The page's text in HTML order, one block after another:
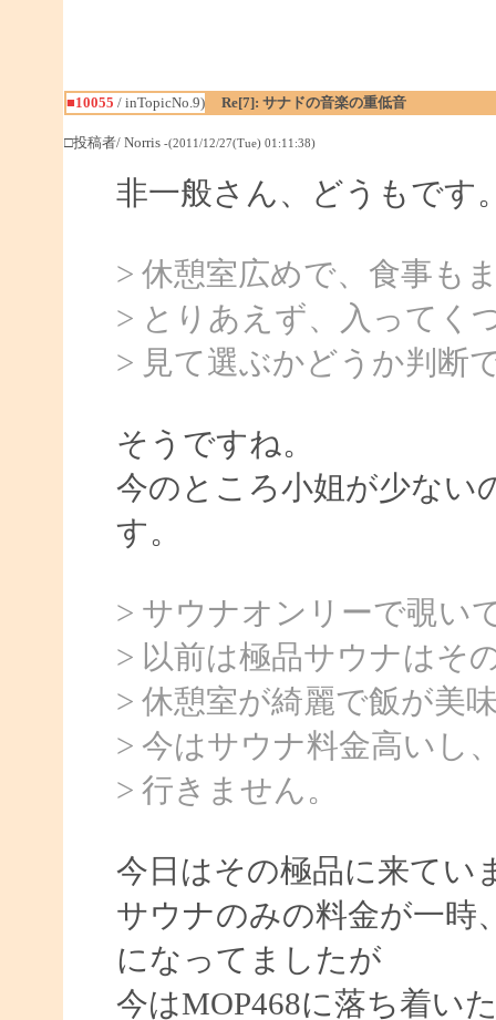
■10055 / inTopicNo.9) Re[7]: サナドの音楽の重低音
□投稿者/ Norris -(2011/12/27(Tue) 01:11:38)
非一般さん、どうもです
> 休憩室広めで、食事も
> とりあえず、入ってく
> 見て選ぶかどうか判断
そうですね。
今のところ小姐が少ない
す。
> サウナオンリーで覗い
> 以前は極品サウナはそ
> 休憩室が綺麗で飯が美
> 今はサウナ料金高いし
> 行きません。
今日はその極品に来てい
サウナのみの料金が一時
になってましたが
今はMOP468に落ち着い